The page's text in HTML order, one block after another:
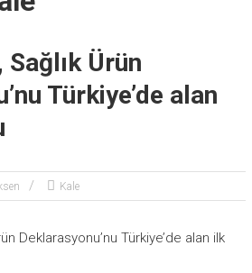
Ürün
Türkiye’de alan
Kale